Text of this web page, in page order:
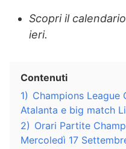
Scopri il
ieri.
Contenuti
1) Champions League
Atalanta e big match
2) Orari Partite
Mercoledì 17